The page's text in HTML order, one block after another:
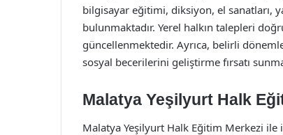
bilgisayar eğitimi, diksiyon, el sanatları,
bulunmaktadır. Yerel halkın talepleri
güncellenmektedir. Ayrıca, belirli
sosyal becerilerini geliştirme fırsatı
Malatya Yeşilyurt Halk
Malatya Yeşilyurt Halk Eğitim Merkezi